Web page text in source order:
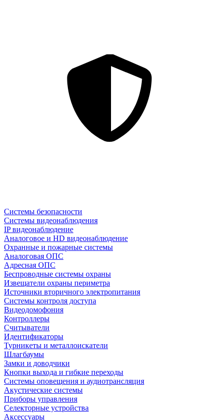
Системы безопасности
Системы видеонаблюдения
IP видеонаблюдение
Аналоговое и HD видеонаблюдение
Охранные и пожарные системы
Аналоговая ОПС
Адресная ОПС
Беспроводные системы охраны
Извещатели охраны периметра
Источники вторичного электропитания
Системы контроля доступа
Видеодомофония
Контроллеры
Считыватели
Идентификаторы
Турникеты и металлоискатели
Шлагбаумы
Замки и доводчики
Кнопки выхода и гибкие переходы
Системы оповещения и аудиотрансляция
Акустические системы
Приборы управления
Селекторные устройства
Аксессуары